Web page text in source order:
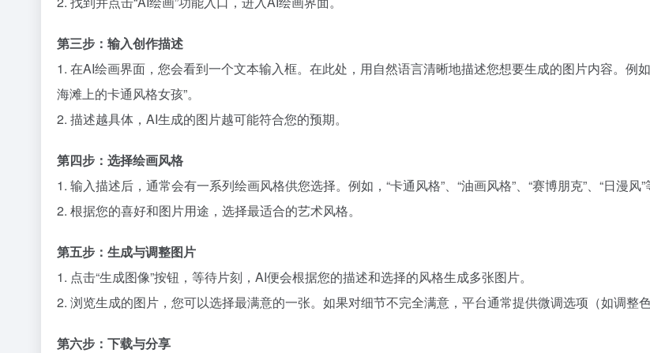
第三步：输入创作描述
1. 在AI绘画界面，您会看到一个文本输入框。在此处，用自然语言清晰地描述您想要生成的图片内容。例
海滩上的卡通风格女孩”。
2. 描述越具体，AI生成的图片越可能符合您的预期。
第四步：选择绘画风格
1. 输入描述后，通常会有一系列绘画风格供您选择。例如，“卡通风格”、“油画风格”、“赛博朋克”、“日漫风”
2. 根据您的喜好和图片用途，选择最适合的艺术风格。
第五步：生成与调整图片
1. 点击“生成图像”按钮，等待片刻，AI便会根据您的描述和选择的风格生成多张图片。
2. 浏览生成的图片，您可以选择最满意的一张。如果对细节不完全满意，平台通常提供微调选项（如调整
第六步：下载与分享